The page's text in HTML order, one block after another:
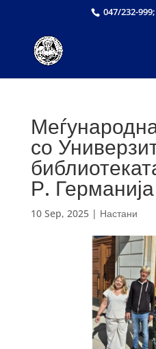
047/232-
со
Р. Германија
10 Sep, 2025| Настани